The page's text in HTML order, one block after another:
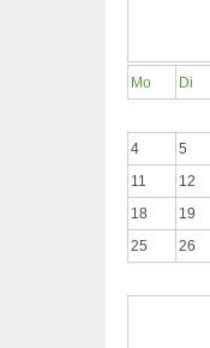
Mo Di
4
5
11
12
18
19
25
26